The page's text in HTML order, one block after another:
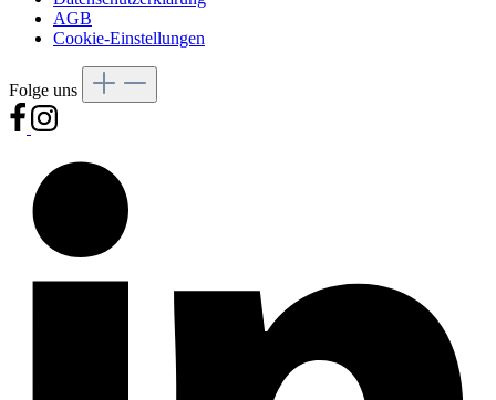
AGB
Cookie-Einstellungen
Folge uns